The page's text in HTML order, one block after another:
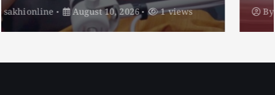
Bysakhionline August 10, 2026 1 views